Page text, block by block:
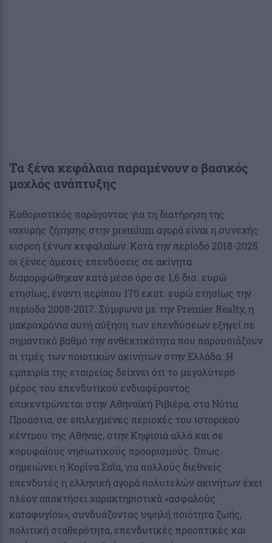
Τα ξένα κεφάλαια παραμένουν ο βασικός
μοχλός ανάπτυξης
Καθοριστικός παράγοντας για τη διατήρηση της
ισχυρής ζήτησης στην premium αγορά είναι η συνεχής
εισροή ξένων κεφαλαίων. Κατά την περίοδο 2018-2025
οι ξένες άμεσες επενδύσεις σε ακίνητα
διαμορφώθηκαν κατά μέσο όρο σε 1,6 δισ. ευρώ
ετησίως, έναντι περίπου 170 εκατ. ευρώ ετησίως την
περίοδο 2008-2017. Σύμφωνα με την Premier Realty, η
μακροχρόνια αυτή αύξηση των επενδύσεων εξηγεί σε
σημαντικό βαθμό την ανθεκτικότητα που παρουσιάζουν
οι τιμές των ποιοτικών ακινήτων στην Ελλάδα. Η
εμπειρία της εταιρείας δείχνει ότι το μεγαλύτερο
μέρος του επενδυτικού ενδιαφέροντος
επικεντρώνεται στην Αθηναϊκή Ριβιέρα, στα Νότια
Προάστια, σε επιλεγμένες περιοχές του ιστορικού
κέντρου της Αθήνας, στην Κηφισιά αλλά και σε
κορυφαίους νησιωτικούς προορισμούς. Όπως
σημειώνει η Κορίνα Σαΐα, για πολλούς διεθνείς
επενδυτές η ελληνική αγορά πολυτελών ακινήτων έχει
πλέον αποκτήσει χαρακτηριστικά «ασφαλούς
καταφυγίου», συνδυάζοντας υψηλή ποιότητα ζωής,
πολιτική σταθερότητα, επενδυτικές προοπτικές και